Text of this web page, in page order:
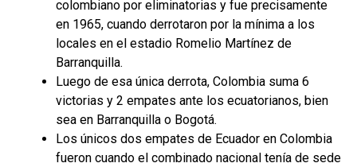
colombiano por eliminatorias y fue precisamente
en 1965, cuando derrotaron por la mínima a los
locales en el estadio Romelio Martínez de
Barranquilla.
Luego de esa única derrota, Colombia suma 6
victorias y 2 empates ante los ecuatorianos, bien
sea en Barranquilla o Bogotá.
Los únicos dos empates de Ecuador en Colombia
fueron cuando el combinado nacional tenía de sede